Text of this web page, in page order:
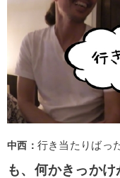
中西： 行き当たりば
も、何かきっか